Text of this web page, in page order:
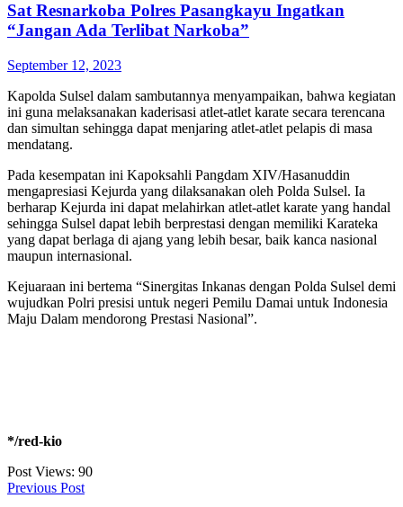
Sat Resnarkoba Polres Pasangkayu Ingatkan
“Jangan Ada Terlibat Narkoba”
September 12, 2023
Kapolda Sulsel dalam sambutannya menyampaikan, bahwa kegiatan
ini guna melaksanakan kaderisasi atlet-atlet karate secara terencana
dan simultan sehingga dapat menjaring atlet-atlet pelapis di masa
mendatang.
Pada kesempatan ini Kapoksahli Pangdam XIV/Hasanuddin
mengapresiasi Kejurda yang dilaksanakan oleh Polda Sulsel. Ia
berharap Kejurda ini dapat melahirkan atlet-atlet karate yang handal
sehingga Sulsel dapat lebih berprestasi dengan memiliki Karateka
yang dapat berlaga di ajang yang lebih besar, baik kanca nasional
maupun internasional.
Kejuaraan ini bertema “Sinergitas Inkanas dengan Polda Sulsel demi
wujudkan Polri presisi untuk negeri Pemilu Damai untuk Indonesia
Maju Dalam mendorong Prestasi Nasional”.
*/red-kio
Post Views: 90
Previous Post